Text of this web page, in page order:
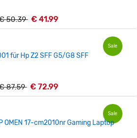
50.39 € 41.99
Sale
für Hp Z2 SFF G5/G8 SFF
87.59 € 72.99
Sale
OMEN 17-cm2010nr Gaming Laptop